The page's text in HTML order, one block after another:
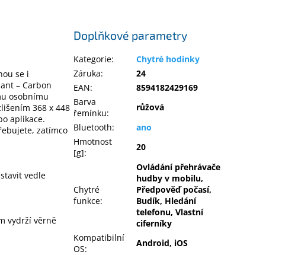
se i
– Carbon
osobnímu
368 x 448
aplikace.
zatímco
vedle
vydrží věrně
Doplňkové parametry
Kategorie:
Chytré hodinky
Záruka:
24
EAN:
8594182429169
Barva
řemínku:
růžová
Bluetooth:
ano
Hmotnost
[g]:
20
Chytré
funkce:
Ovládání přehrávače
hudby v mobilu,
Předpověď počasí,
Budík, Hledání
telefonu, Vlastní
ciferníky
Kompatibilní
OS:
Android, iOS